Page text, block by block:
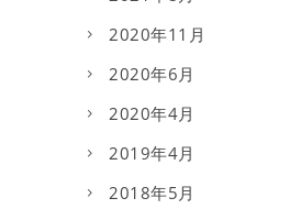
2020年11月
2020年6月
2020年4月
2019年4月
2018年5月